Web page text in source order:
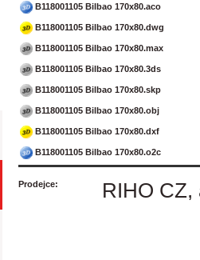
B118001105 Bilbao 170x80.aco
B118001105 Bilbao 170x80.dwg
B118001105 Bilbao 170x80.max
B118001105 Bilbao 170x80.3ds
B118001105 Bilbao 170x80.skp
B118001105 Bilbao 170x80.obj
B118001105 Bilbao 170x80.dxf
B118001105 Bilbao 170x80.o2c
Prodejce: RIHO CZ,